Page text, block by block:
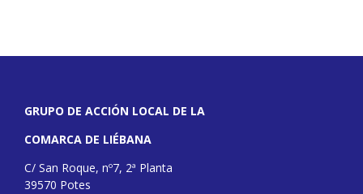
GRUPO DE ACCIÓN LOCAL DE LA
COMARCA DE LIÉBANA
C/ San Roque, nº7, 2ª Planta
39570 Potes